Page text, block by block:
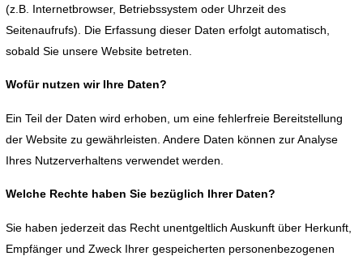
(z.B. Internetbrowser, Betriebssystem oder Uhrzeit des
Seitenaufrufs). Die Erfassung dieser Daten erfolgt automatisch,
sobald Sie unsere Website betreten.
Wofür nutzen wir Ihre Daten?
Ein Teil der Daten wird erhoben, um eine fehlerfreie Bereitstellung
der Website zu gewährleisten. Andere Daten können zur Analyse
Ihres Nutzerverhaltens verwendet werden.
Welche Rechte haben Sie bezüglich Ihrer Daten?
Sie haben jederzeit das Recht unentgeltlich Auskunft über Herkunft,
Empfänger und Zweck Ihrer gespeicherten personenbezogenen